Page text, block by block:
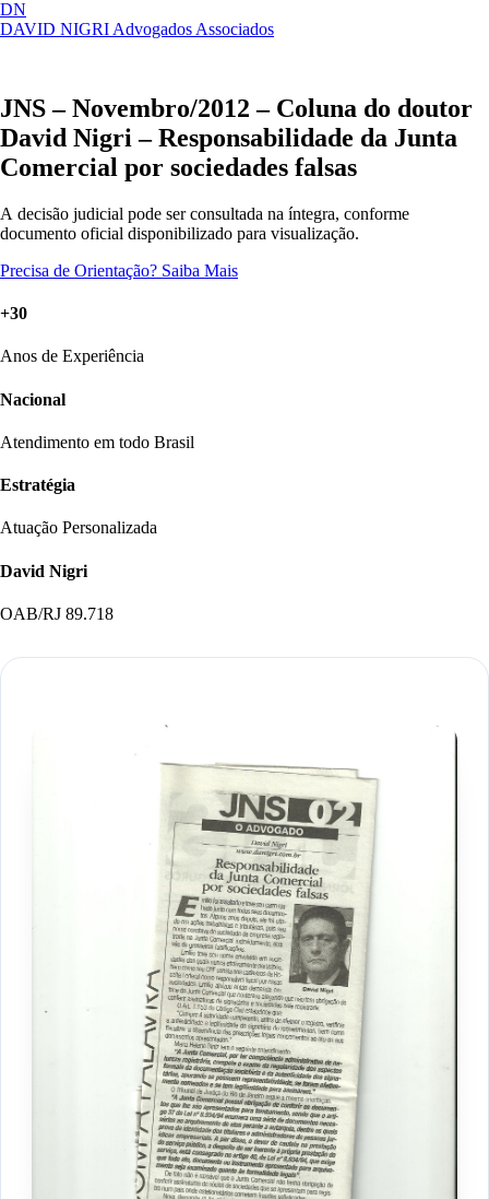
DN
DAVID NIGRI Advogados Associados
Artigos, sentenças, áreas de atuação,
JNS – Novembro/2012 – Coluna do doutor
David Nigri – Responsabilidade da Junta
Comercial por sociedades falsas
A decisão judicial pode ser consultada na íntegra, conforme
documento oficial disponibilizado para visualização.
Precisa de Orientação? Saiba Mais
+30
Anos de Experiência
Nacional
Atendimento em todo Brasil
Estratégia
Atuação Personalizada
David Nigri
OAB/RJ 89.718